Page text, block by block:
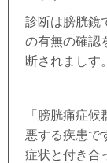
診断は膀胱鏡
の有無の確認
断されましす。
「膀胱痛症
悪する疾患で
症状と付き合